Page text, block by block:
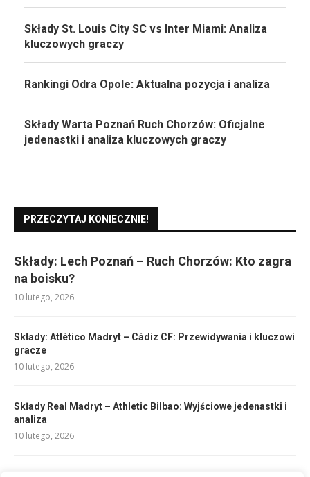
Składy St. Louis City SC vs Inter Miami: Analiza
kluczowych graczy
Rankingi Odra Opole: Aktualna pozycja i analiza
Składy Warta Poznań Ruch Chorzów: Oficjalne
jedenastki i analiza kluczowych graczy
PRZECZYTAJ KONIECZNIE!
Składy: Lech Poznań – Ruch Chorzów: Kto zagra
na boisku?
10 lutego, 2026
Składy: Atlético Madryt – Cádiz CF: Przewidywania i kluczowi
gracze
10 lutego, 2026
Składy Real Madryt – Athletic Bilbao: Wyjściowe jedenastki i
analiza
10 lutego, 2026